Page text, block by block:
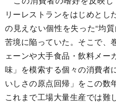
リーレストランをはじめとし
の見えない個性を失った“均質
苦境に陥っていた。そこで、
ェーンや大手食品・飲料メー
味」を模索する個々の消費者
いしさの原点回帰」をこの数
これまで工場大量生産では難